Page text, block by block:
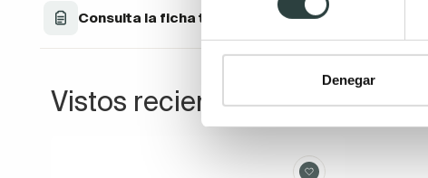
Denegar
Consulta la ficha técnica
Vistos recientemente